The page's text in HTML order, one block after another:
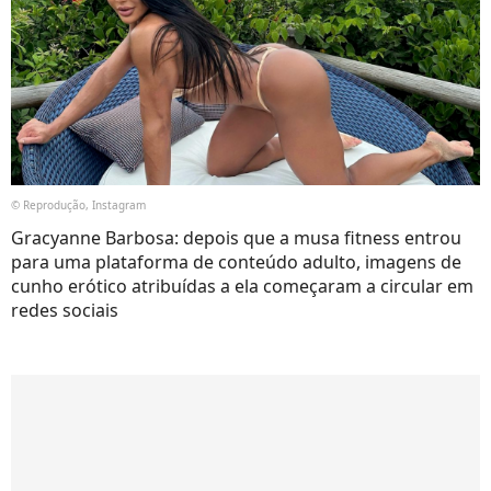
© Reprodução, Instagram
Gracyanne Barbosa: depois que a musa fitness entrou
para uma plataforma de conteúdo adulto, imagens de
cunho erótico atribuídas a ela começaram a circular em
redes sociais